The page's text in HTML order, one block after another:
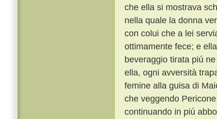
che ella si mostrava
nella quale la donna
con colui che a lei
ottimamente fece; e
beveraggio tirata piú
ella, ogni avversità
femine alla guisa di
che veggendo
continuando in piú